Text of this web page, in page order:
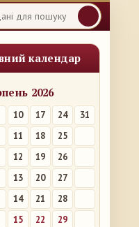
календар
2026
10 17 24
31
11 18
25
12 19
26
13 20
27
14 21
28
15 22
29